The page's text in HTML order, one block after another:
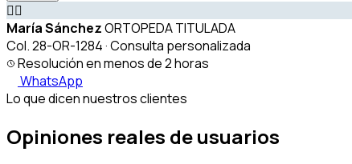
👩‍⚕️
María SánchezORTOPEDA TITULADA
Col. 28-OR-1284 · Consulta personalizada
Resolución en menos de 2 horas
WhatsApp
Lo que dicen nuestros clientes
Opiniones reales de usuarios